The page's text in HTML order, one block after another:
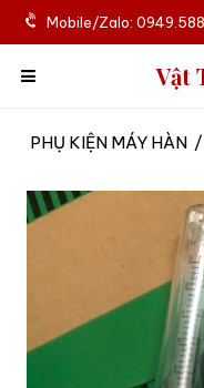
Mobile/Zalo:
Vật
PHỤ KIỆN MÁY HÀN /